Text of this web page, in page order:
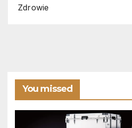
Zdrowie
You missed